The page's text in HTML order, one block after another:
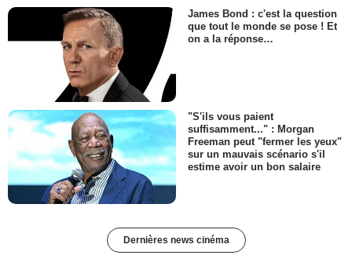
James Bond : c'est la question
que tout le monde se pose ! Et
on a la réponse…
"S'ils vous paient
suffisamment..." : Morgan
Freeman peut "fermer les yeux"
sur un mauvais scénario s'il
estime avoir un bon salaire
Dernières news cinéma